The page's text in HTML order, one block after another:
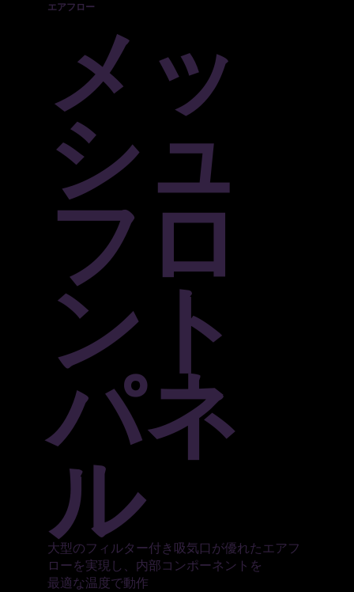
エアフロー
メッ
シュ
フロ
ント
パネ
ル
大型のフィルター付き吸気口が優れたエアフ
ローを実現し、内部コンポーネントを
最適な温度で動作